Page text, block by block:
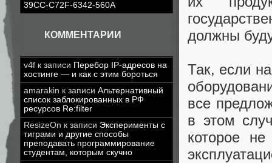
39CC-C72F-6342-560A
КОММЕНТАРИИ
v4f к записи Перебор IP-адресов на
хостинге — и как с этим бороться
amarakin к записи Альтернативный
список заблокированных в РФ
ресурсов Re:filter
ResizeOn к записи Эксперименты с
тиграми и другие способы
преподавать программирование
студентам, которым скучно
должны
Так, если
все
в этом
которое не